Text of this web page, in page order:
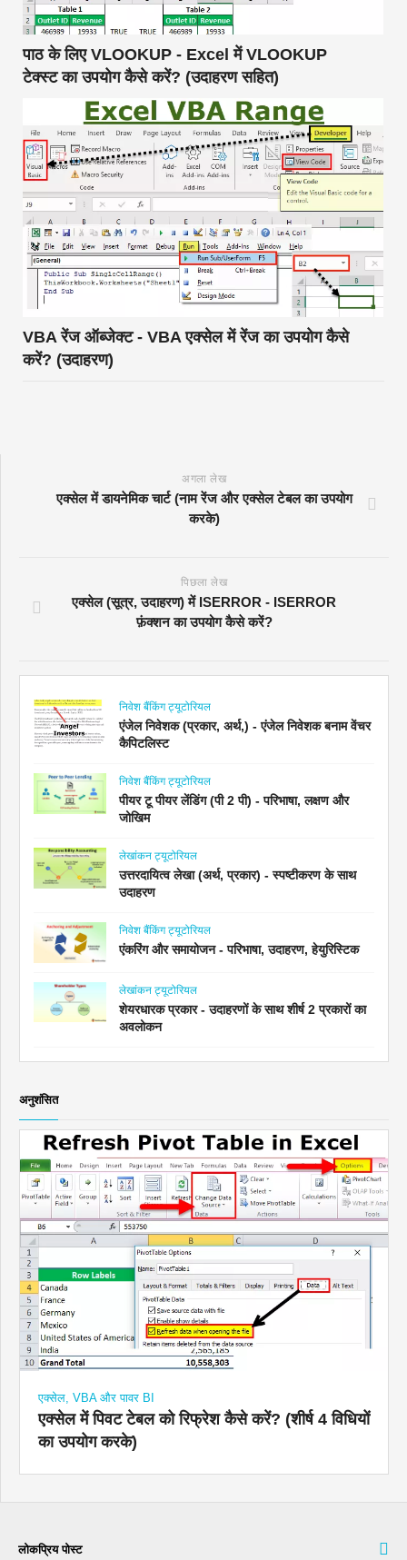
पाठ के लिए VLOOKUP - Excel में VLOOKUP
टेक्स्ट का उपयोग कैसे करें? (उदाहरण सहित)
VBA रेंज ऑब्जेक्ट - VBA एक्सेल में रेंज का उपयोग कैसे
करें? (उदाहरण)
अगला लेख
एक्सेल में डायनेमिक चार्ट (नाम रेंज और एक्सेल टेबल का उपयोग
करके)
पिछला लेख
एक्सेल (सूत्र, उदाहरण) में ISERROR - ISERROR
फ़ंक्शन का उपयोग कैसे करें?
निवेश बैंकिंग ट्यूटोरियल
एंजेल निवेशक (प्रकार, अर्थ,) - एंजेल निवेशक बनाम वेंचर
कैपिटलिस्ट
निवेश बैंकिंग ट्यूटोरियल
पीयर टू पीयर लेंडिंग (पी 2 पी) - परिभाषा, लक्षण और
जोखिम
लेखांकन ट्यूटोरियल
उत्तरदायित्व लेखा (अर्थ, प्रकार) - स्पष्टीकरण के साथ
उदाहरण
निवेश बैंकिंग ट्यूटोरियल
एंकरिंग और समायोजन - परिभाषा, उदाहरण, हेयुरिस्टिक
लेखांकन ट्यूटोरियल
शेयरधारक प्रकार - उदाहरणों के साथ शीर्ष 2 प्रकारों का
अवलोकन
अनुशंसित
एक्सेल, VBA और पावर BI
एक्सेल में पिवट टेबल को रिफ्रेश कैसे करें? (शीर्ष 4 विधियों
का उपयोग करके)
लोकप्रिय पोस्ट